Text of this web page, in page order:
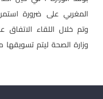
المغربي على ضرورة
وتم خلال اللقاء
وزارة الصحة ليتم